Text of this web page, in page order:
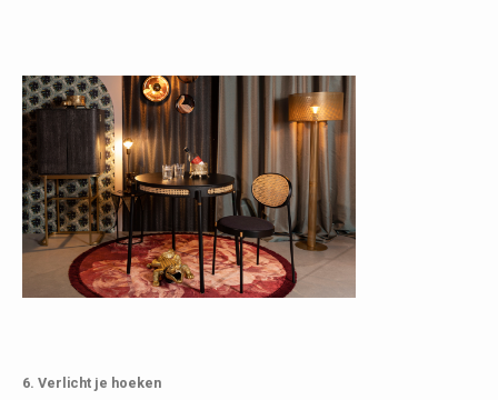
6. Verlicht je hoeken